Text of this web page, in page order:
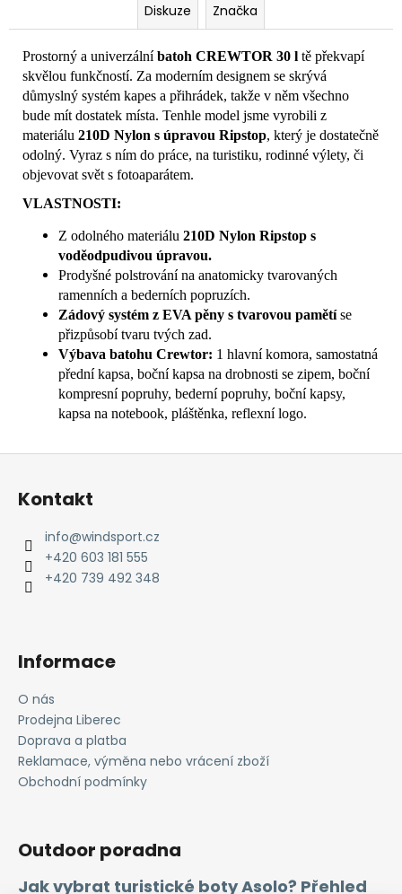
Diskuze
Značka
Prostorný a univerzálníbatoh CREWTOR 30 l tě překvapí
skvělou funkčností. Za moderním designem se skrývá
důmyslný systém kapes a přihrádek, takže v něm všechno
bude mít dostatek místa. Tenhle model jsme vyrobili z
materiálu 210D Nylon s úpravou Ripstop, který je dostatečně
odolný. Vyraz s ním do práce, na turistiku, rodinné výlety, či
objevovat svět s fotoaparátem.
VLASTNOSTI:
Z odolného materiálu 210D Nylon Ripstop s
voděodpudivou úpravou.
Prodyšné polstrování na anatomicky tvarovaných
ramenních a bederních popruzích.
Zádový systém z EVA pěny s tvarovou pamětíse
přizpůsobí tvaru tvých zad.
Výbava batohu Crewtor: 1 hlavní komora, samostatná
přední kapsa, boční kapsa na drobnosti se zipem, boční
kompresní popruhy, bederní popruhy, boční kapsy,
kapsa na notebook, pláštěnka, reflexní logo.
Z
Kontakt
info@windsport.cz
+420 603 181 555
+420 739 492 348
Informace
O nás
Prodejna Liberec
Doprava a platba
Reklamace, výměna nebo vrácení zboží
Obchodní podmínky
Outdoor poradna
Jak vybrat turistické boty Asolo? Přehled